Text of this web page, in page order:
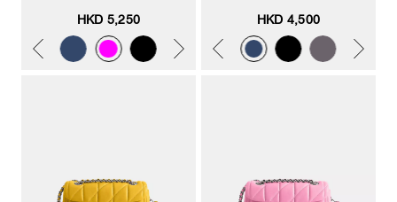
HKD 5,250 HKD 4,500